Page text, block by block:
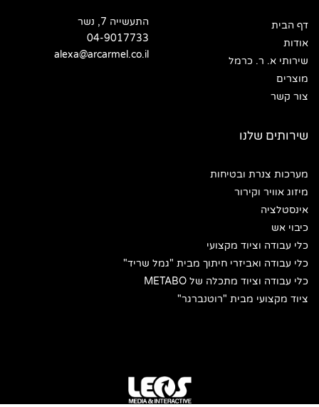
דף הבית
אודות
שירותי א. ר. כרמל
מוצרים
צור קשר
שירותים שלנו
מערכות צנרת ובטיחות
מיזוג אוויר וקירור
אינסטלציה
כיבוי אש
כלי עבודה וציוד מקצועי
כלי עבודה ואביזרי חיתוך מבית "גמל שריד"
כלי עבודה וציוד מתכלה של METABO
ציוד מקצועי מבית "רוטנברגר"
התעשייה 7, נשר
04-9017733
alexa@arcarmel.co.il